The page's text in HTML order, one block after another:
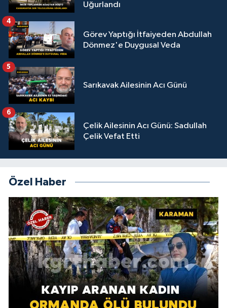
Uğurlandı
Görev Yaptığı İtfaiyeden Abdullah
Dönmez'e Duygusal Veda
4
Sarıkavak Ailesinin Acı Günü
5
Çelik Ailesinin Acı Günü: Sadullah
Çelik Vefat Etti
6
Özel Haber